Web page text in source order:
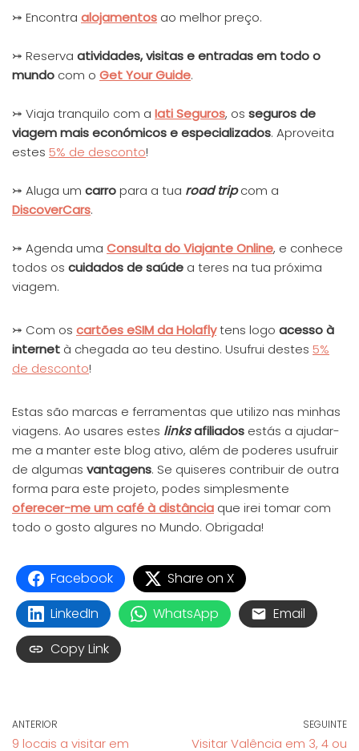
⤖ Encontra alojamentos ao melhor preço.
⤖ Reserva atividades, visitas e entradas em todo o
mundo com o Get Your Guide.
⤖ Viaja tranquilo com a Iati Seguros, os seguros de
viagem mais económicos e especializados. Aproveita
estes 5% de desconto!
⤖ Aluga um carropara a tua road tripcom a
DiscoverCars.
⤖ Agenda uma Consulta do ViajanteOnline, e conhece
todos os cuidados de saúde a teres na tua próxima
viagem.
⤖ Com os cartões eSIM da Holaflytens logo acesso à
internet à chegada ao teu destino. Usufrui destes 5%
de desconto!
Estas são marcas e ferramentas que utilizo nas minhas
viagens. Ao usares estes linksafiliados estás a ajudar-
me a manter este blog ativo, além de poderes usufruir
de algumas vantagens. Se quiseres contribuir de outra
forma para este projeto, podes simplesmente
oferecer-me um café à distância que irei tomar com
todo o gosto algures no Mundo. Obrigada!
Facebook
Share on X
LinkedIn
WhatsApp
Email
Copy Link
ANTERIOR
9 locais a visitar em
SEGUINTE
Visitar Valência em 3, 4 ou